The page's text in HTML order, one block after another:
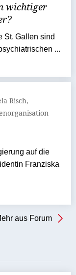
wichtiger
St. Gallen sind
...
Risch,
auf die
Franziska
aus Forum